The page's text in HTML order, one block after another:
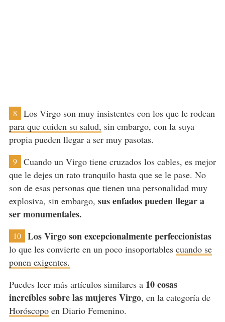
8
Los Virgo son muy insistentes con los que le rodean
para que cuiden su salud, sin embargo, con la suya
propia pueden llegar a ser muy pasotas.
9
Cuando un Virgo tiene cruzados los cables, es mejor
que le dejes un rato tranquilo hasta que se le pase. No
son de esas personas que tienen una personalidad muy
explosiva, sin embargo, sus enfados pueden llegar a
ser monumentales.
10 Los Virgo son excepcionalmente perfeccionistas
lo que les convierte en un poco insoportables cuando se
ponen exigentes.
Puedes leer más artículos similares a 10 cosas
increíbles sobre las mujeres Virgo, en la categoría de
Horóscopoen Diario Femenino.